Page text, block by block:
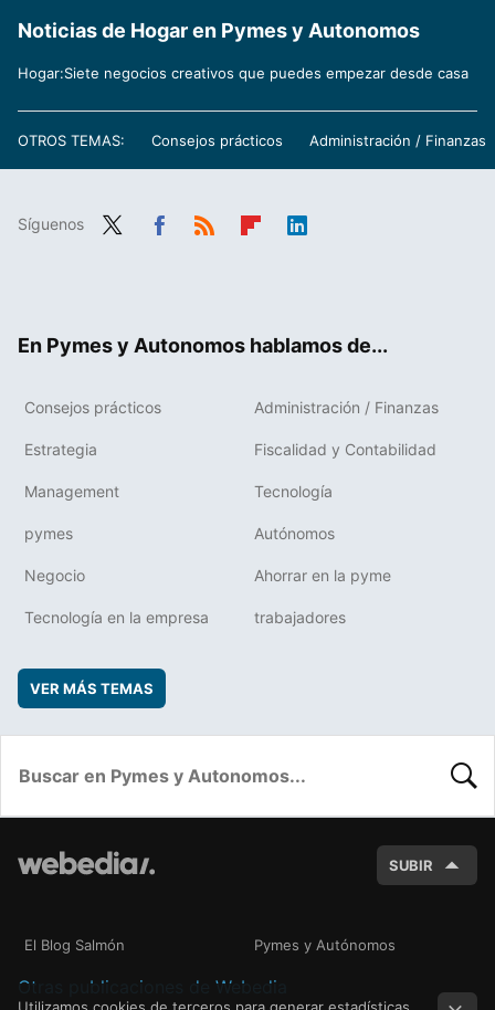
Noticias de Hogar en Pymes y Autonomos
Hogar:Siete negocios creativos que puedes empezar desde casa
OTROS TEMAS: Consejos prácticos Administración / Finanzas
Síguenos
En Pymes y Autonomos hablamos de...
Consejos prácticos Administración / Finanzas
Estrategia Fiscalidad y Contabilidad
Management Tecnología
pymes Autónomos
Negocio Ahorrar en la pyme
Tecnología en la empresa trabajadores
VER MÁS TEMAS
SUBIR
El Blog Salmón Pymes y Autónomos
Otras publicaciones de Webedia